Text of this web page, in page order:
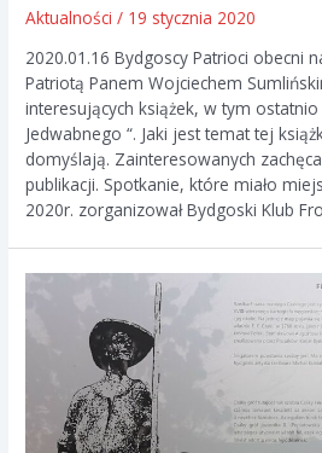
Aktualności / 19 stycznia 2020
2020.01.16 Bydgoscy Patrioci obecni
Patriotą Panem Wojciechem
interesujących książek, w tym
Jedwabnego “. Jaki jest temat tej
domyślają. Zainteresowanych
publikacji. Spotkanie, które miało
2020r. zorganizował Bydgoski Klub